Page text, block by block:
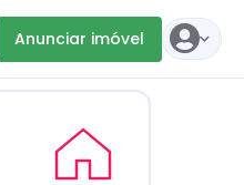
Anunciar imóvel